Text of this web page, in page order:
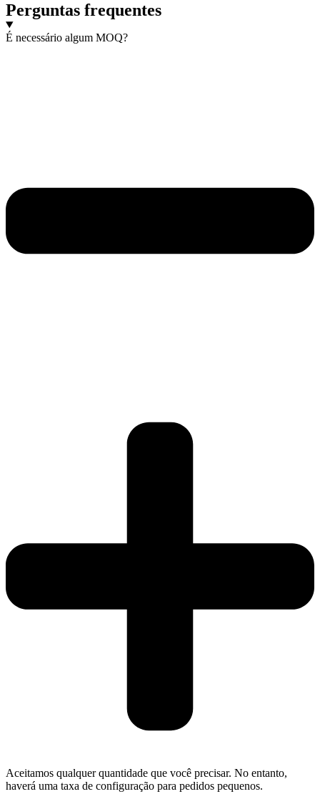
Perguntas frequentes
É necessário algum MOQ?
Aceitamos qualquer quantidade que você precisar. No entanto,
haverá uma taxa de configuração para pedidos pequenos.